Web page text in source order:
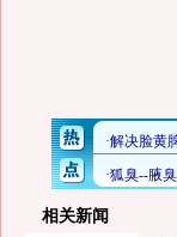
相关新闻